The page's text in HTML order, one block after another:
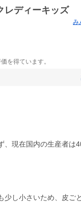
ディーキッズ
み
を得ています。
、現在国内の生産者は
し小さいため、皮ご